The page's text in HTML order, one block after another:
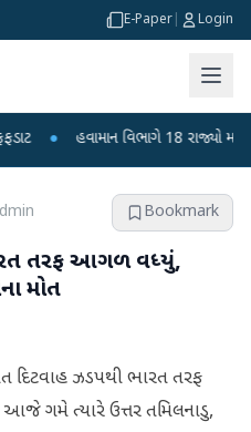
E-Paper Login
હવામાન વિભાગે 18 રાજ્યો માટે ભારે
Bookmark
તરફ આગળ વધ્યું,
મોત
દિટવાહ ઝડપથી ભારત તરફ
ગમે ત્યારે ઉત્તર તમિલનાડુ,